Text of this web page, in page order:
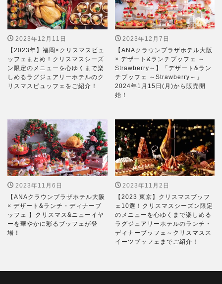
2023年12月11日
【2023年】福岡×クリスマスビュ
ッフェまとめ！クリスマスシーズ
ン限定のメニューを心ゆくまで楽
しめるラグジュアリーホテルのク
リスマスビュッフェをご紹介！
2023年12月7日
【ANAクラウンプラザホテル大阪
× デザート&ランチブッフェ ～
Strawberry～】「デザート&ラン
チブッフェ ～Strawberry～」
2024年1月15日(月)から販売開
始！
2023年11月6日
【ANAクラウンプラザホテル大阪
× デザート&ランチ・ディナーブ
ッフェ 】クリスマス&ニューイヤ
ーを華やかに彩るブッフェが登
場！
2023年11月2日
【2023 東京】クリスマスブッフ
ェ10選！クリスマスシーズン限定
のメニューを心ゆくまで楽しめる
ラグジュアリーホテルのランチ・
ディナーブッフェ～クリスマスス
イーツブッフェまでご紹介！